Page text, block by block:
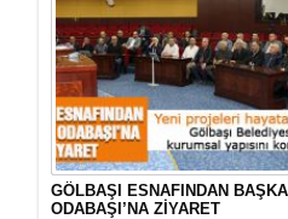
GÖLBAŞI ESNAFINDAN
ODABAŞI’NA ZİYARET